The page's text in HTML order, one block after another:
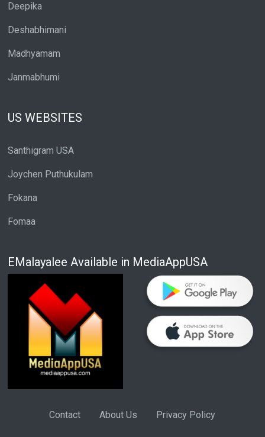
Deepika
Deshabhimani
Madhyamam
Janmabhumi
US WEBSITES
Santhigram USA
Joychen Puthukulam
Fokana
Fomaa
EMalayalee Available in MediaAppUSA
Contact About Us Privacy Policy